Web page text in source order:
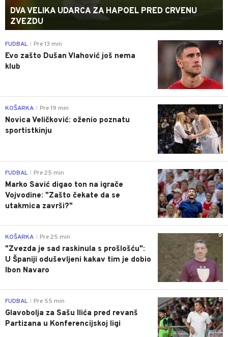
DVA VELIKA UDARCA ZA HAPOEL PRED CRVENU
ZVEZDU
0
FUDBAL Pre 13 min
Evo zašto Dušan Vlahović još nema
klub
0
KOŠARKA Pre 19 min
Novica Veličković: oženio poznatu
sportistkinju
0
FUDBAL Pre 25 min
Marko Savić digao ton na igrače
Vojvodine: "Zašto čekate da se
utakmica završi?"
0
KOŠARKA Pre 25 min
"Zvezda je sad raskinula s prošlošću":
U Španiji oduševljeni kakav tim je dobio
Ibon Navaro
0
FUDBAL Pre 55 min
Glavobolja za Sašu Ilića pred revanš
Partizana u Konferencijskoj ligi